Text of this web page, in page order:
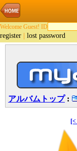
Welcome Guest! ID
register lost password
アルバムトップ:
[<